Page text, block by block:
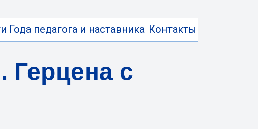
Года педагога и наставника Контакты
Герцена с